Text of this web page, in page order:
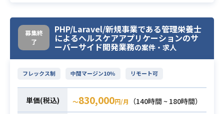
発・運用に携わっていただきます。
【開発環境】
■言語： PHP / JavaScript
■フレームワーク： CakePHP
■データベース： MySQL
b）
■プロジェクト管理： Redmine
募集終
了
PHP/Laravel/新規事業である管理栄養士
によるヘルスケアアプリケーションのサ
ーバーサイド開発業務の案件・求人
フレックス制 中間マージン10% リモート可
単価(税込) 〜830,000円/月
（140時間 ~ 180時間）